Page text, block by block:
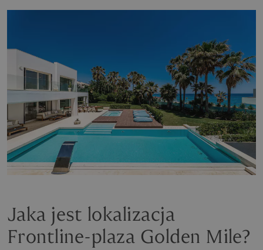
Jaka jest lokalizacja
Frontline-plaza Golden Mile?